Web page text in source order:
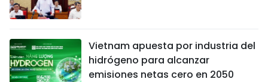
Vietnam apuesta por industria del
hidrógeno para alcanzar
emisiones netas cero en 2050